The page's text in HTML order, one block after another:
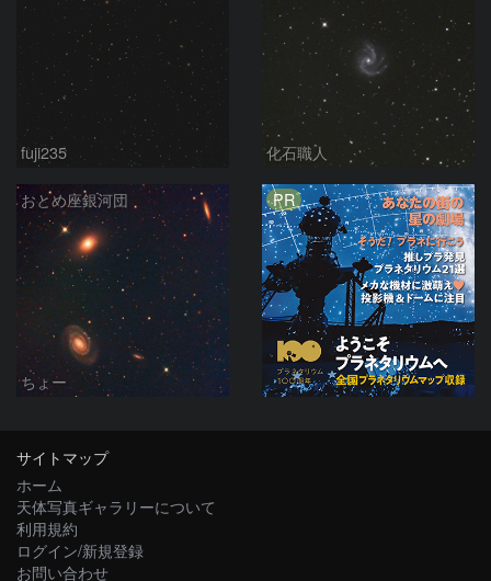
fuji235 化石職人
おとめ座銀河団
ちょー
PR
サイトマップ
ホーム
天体写真ギャラリーについて
利用規約
ログイン/新規登録
お問い合わせ